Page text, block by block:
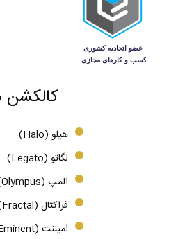
کالکشن
هیلو (Halo)
لگاتو (Legato)
المپ (Olympus)
فراکتال (Fractal)
امیننت (Eminent)